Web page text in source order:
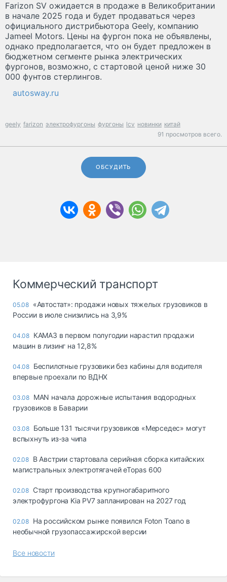
Farizon SV ожидается в продаже в Великобритании
в начале 2025 года и будет продаваться через
официального дистрибьютора Geely, компанию
Jameel Motors. Цены на фургон пока не объявлены,
однако предполагается, что он будет предложен в
бюджетном сегменте рынка электрических
фургонов, возможно, с стартовой ценой ниже 30
000 фунтов стерлингов.
autosway.ru
geely farizon электрофургоны фургоны lcv новинки китай
91 просмотров всего.
ОБСУДИТЬ
Коммерческий транспорт
05.08 «Автостат»: продажи новых тяжелых грузовиков в
России в июле снизились на 3,9%
04.08 КАМАЗ в первом полугодии нарастил продажи
машин в лизинг на 12,8%
04.08 Беспилотные грузовики без кабины для водителя
впервые проехали по ВДНХ
03.08 MAN начала дорожные испытания водородных
грузовиков в Баварии
03.08 Больше 131 тысячи грузовиков «Мерседес» могут
вспыхнуть из-за чипа
02.08 В Австрии стартовала серийная сборка китайских
магистральных электротягачей eTopas 600
02.08 Старт производства крупногабаритного
электрофургона Kia PV7 запланирован на 2027 год
02.08 На российском рынке появился Foton Toano в
необычной грузопассажирской версии
Все новости